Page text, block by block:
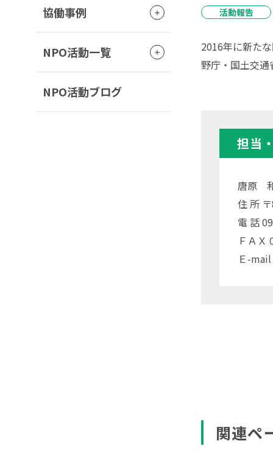
活動報告
2016年に新た
野庁・国土交
担当
唐原
住 所
電 話
ＦＡＸ
Ｅ-
関連ペ
協働事例
NPO活動一覧
NPO活動ブログ